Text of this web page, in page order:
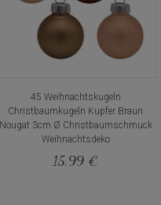
45 Weihnachtskugeln
Christbaumkugeln Kupfer Braun
Nougat 3cm Ø Christbaumschmuck
Weihnachtsdeko
15,99 €